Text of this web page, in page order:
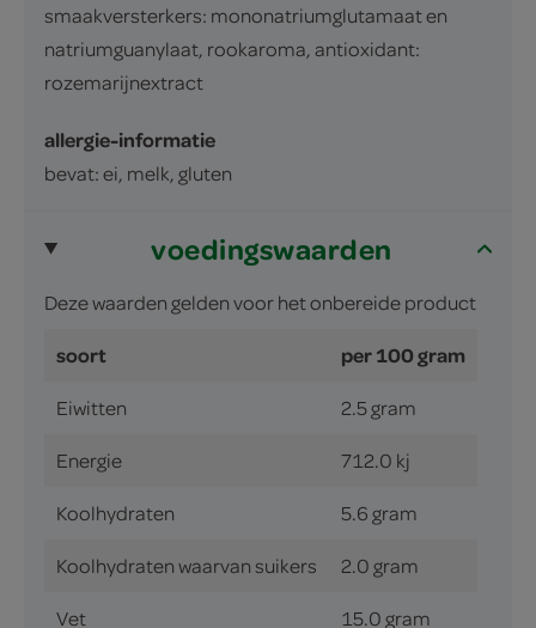
smaakversterkers: mononatriumglutamaat en
natriumguanylaat, rookaroma, antioxidant:
rozemarijnextract
allergie-informatie
bevat: ei, melk, gluten
voedingswaarden
Deze waarden gelden voor het onbereide product
soort per 100 gram
Eiwitten 2.5 gram
Energie 712.0 kj
Koolhydraten 5.6 gram
Koolhydraten waarvan suikers 2.0 gram
Vet 15.0 gram